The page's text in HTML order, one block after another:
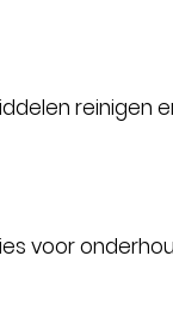
reinigen
voor